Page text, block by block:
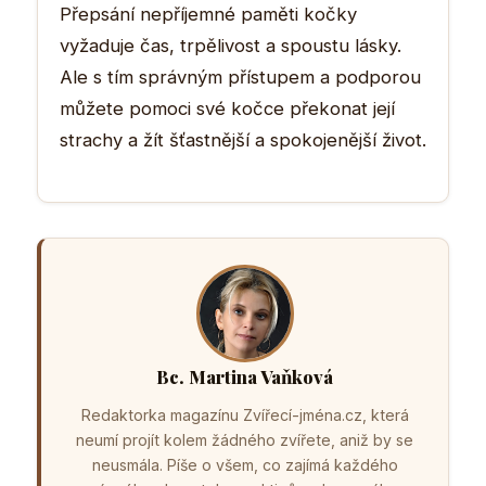
Přepsání nepříjemné paměti kočky
vyžaduje čas, trpělivost a spoustu lásky.
Ale s tím správným přístupem a podporou
můžete pomoci své kočce překonat její
strachy a žít šťastnější a spokojenější život.
Bc. Martina Vaňková
Redaktorka magazínu Zvířecí-jména.cz, která
neumí projít kolem žádného zvířete, aniž by se
neusmála. Píše o všem, co zajímá každého